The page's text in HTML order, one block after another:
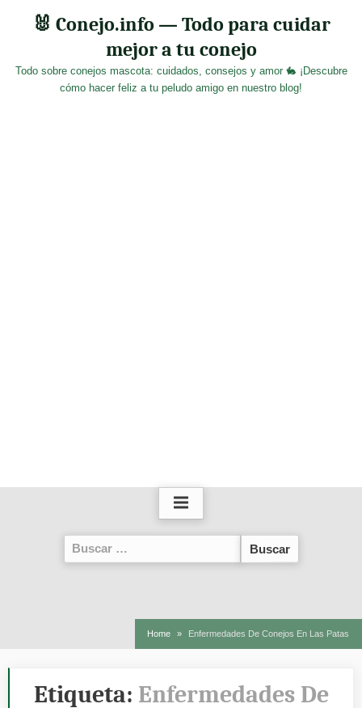
🐰 Conejo.info — Todo para cuidar
mejor a tu conejo
Todo sobre conejos mascota: cuidados, consejos y amor 🐇 ¡Descubre
cómo hacer feliz a tu peludo amigo en nuestro blog!
Buscar:
Home Enfermedades De Conejos En Las Patas
Etiqueta: Enfermedades De